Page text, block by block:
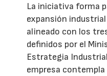
La iniciativa forma
expansión industrial
alineado con los
definidos por el
Estrategia
empresa